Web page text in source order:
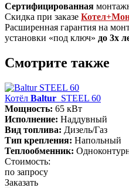
Сертифицированная
Скидка при заказе
Расширенная гарантия на
установки «под ключ» до 3х
Смотрите также
Котёл Baltur STEEL 60
Мощность: 65 кВт
Исполнение: Наддувный
Вид топлива: Дизель/Газ
Тип крепления: Напольный
Теплообменник:
Стоимость:
по запросу
Заказать